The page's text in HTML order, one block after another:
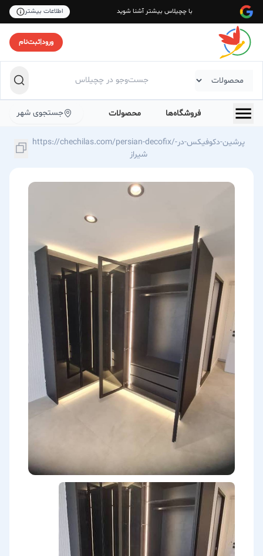
با چچیلاس بیشتر آشنا شوید اطلاعات بیشتر
ورود|ثبت‌نام
فروشگاه‌ها محصولات جستجوی شهر
https://chechilas.com/persian-decofix/پرشین-دکوفیکس-در-
شیراز